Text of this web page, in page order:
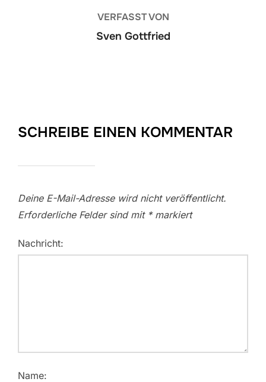
VERFASST VON
Sven Gottfried
SCHREIBE EINEN KOMMENTAR
Deine E-Mail-Adresse wird nicht veröffentlicht.
Erforderliche Felder sind mit *markiert
Nachricht:
Name: